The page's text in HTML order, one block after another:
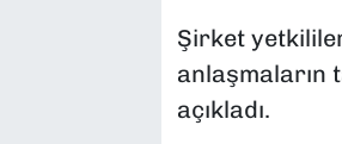
Şirket
anlaşmaların
açıkladı.